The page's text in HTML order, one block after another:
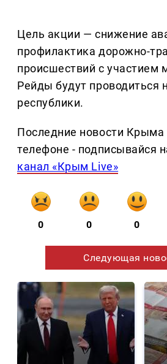
Цель акции — снижение
профилактика дорожно-
происшествий с участием
Рейды будут проводиться
республики.
Последние новости Крыма
телефоне - подписывайся
канал «Крым Live»
0 0 0
Следующая